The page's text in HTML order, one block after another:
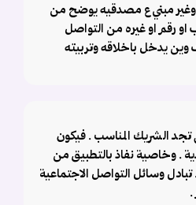
مبني ع مصدقيه يوضح من
رقم او غيره من التواصل
وين يدخل باخلاقه وتربيته
الشريك المناسب . فيكون
. وخاصية نفاذ بالتطبيق من
وسائل التواصل الاجتماعية
.